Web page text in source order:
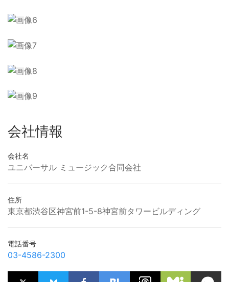
会社情報
会社名
ユニバーサル ミュージック合同会社
住所
東京都渋谷区神宮前1-5-8神宮前タワービルディング
電話番号
03-4586-2300